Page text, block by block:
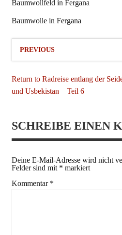
Baumwollfeld in Fergana
Baumwolle in Fergana
PREVIOUS
Return to Radreise entlang der
und Usbekistan – Teil 6
SCHREIBE EINEN
Deine E-Mail-Adresse wird nicht
Felder sind mit * markiert
Kommentar *